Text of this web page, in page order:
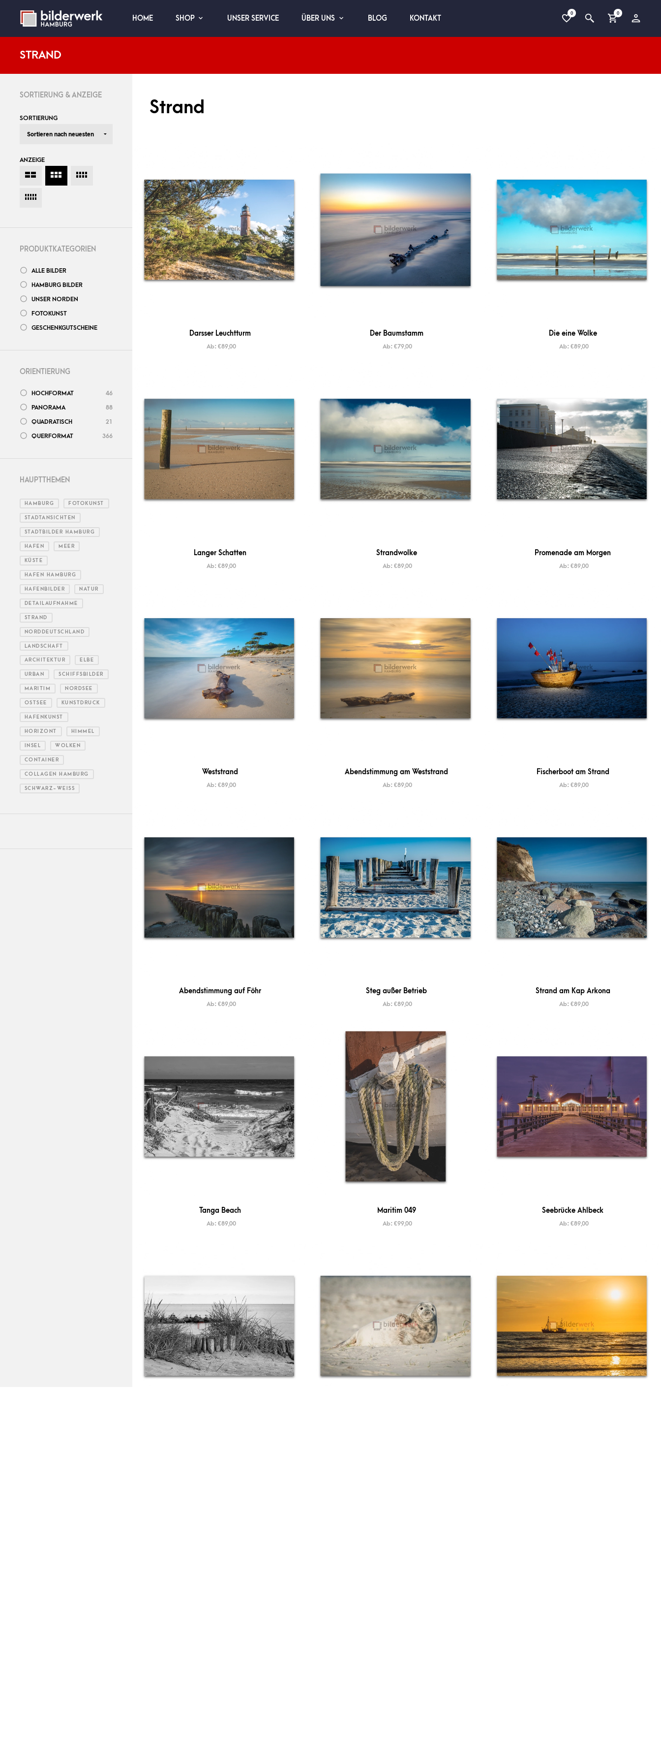
HOME SHOP UNSER SERVICE ÜBER UNS BLOG KONTAKT
0 0
STRAND
Strand
Darsser Leuchtturm
Ab: €89,00
Der Baumstamm
Ab:€79,00
Die eine Wolke
Ab: €89,00
Langer Schatten
Ab: €89,00
Strandwolke
Ab:€89,00
Promenade am Morgen
Ab: €89,00
Weststrand
Ab: €89,00
Abendstimmung am Weststrand
Ab:€89,00
Fischerboot am Strand
Ab: €89,00
Abendstimmung auf Föhr
Ab: €89,00
Steg außer Betrieb
Ab:€89,00
Strand am Kap Arkona
Ab: €89,00
Tanga Beach
Ab: €89,00
Maritim 049
Ab:€99,00
Seebrücke Ahlbeck
Ab: €89,00
SORTIERUNG & ANZEIGE
SORTIERUNG
ANZEIGE
PRODUKTKATEGORIEN
ALLE BILDER
HAMBURG BILDER
UNSER NORDEN
FOTOKUNST
GESCHENKGUTSCHEINE
ORIENTIERUNG
HOCHFORMAT 46
PANORAMA 88
QUADRATISCH 21
QUERFORMAT 366
HAUPTTHEMEN
HAMBURG FOTOKUNST
STADTANSICHTEN
STADTBILDER HAMBURG
HAFEN MEER
KÜSTE
HAFEN HAMBURG
HAFENBILDER NATUR
DETAILAUFNAHME
STRAND
NORDDEUTSCHLAND
LANDSCHAFT
ARCHITEKTUR ELBE
URBAN SCHIFFSBILDER
MARITIM NORDSEE
OSTSEE KUNSTDRUCK
HAFENKUNST
HORIZONT HIMMEL
INSEL WOLKEN
CONTAINER
COLLAGEN HAMBURG
SCHWARZ-WEISS